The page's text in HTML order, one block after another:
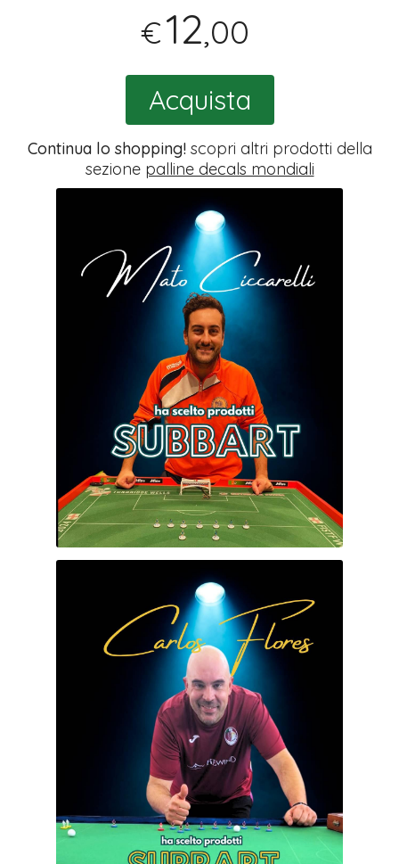
€12,00
Acquista
Continua lo shopping!scopri altri prodotti della
sezione palline decals mondiali